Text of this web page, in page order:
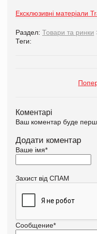
Ексклюзивні матеріали
Раздел: Товари та ринки
Теги:
Коментарі
Ваш коментар буде
Додати коментар
Ваше імя*
Захист від СПАМ
Сообщение*